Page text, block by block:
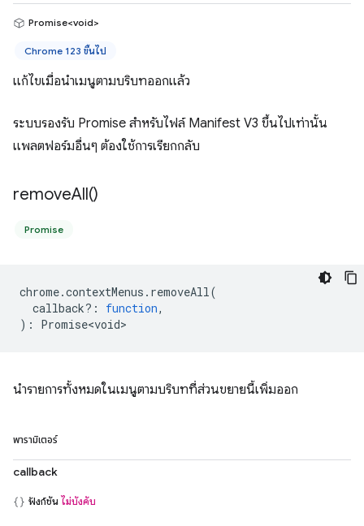
Promise<void>
Chrome 123 ขึ้นไป
แก้ไขเมื่อนำเมนูตามบริบทออกแล้ว
ระบบรองรับ Promise สำหรับไฟล์ Manifest V3 ขึ้นไปเท่านั้น
แพลตฟอร์มอื่นๆ ต้องใช้การเรียกกลับ
removeAll()
Promise
chrome.contextMenus . removeAll(
callback? : function,
) : Promise<void>
นำรายการทั้งหมดในเมนูตามบริบทที่ส่วนขยายนี้เพิ่มออก
พารามิเตอร์
callback
ฟังก์ชัน ไม่บังคับ